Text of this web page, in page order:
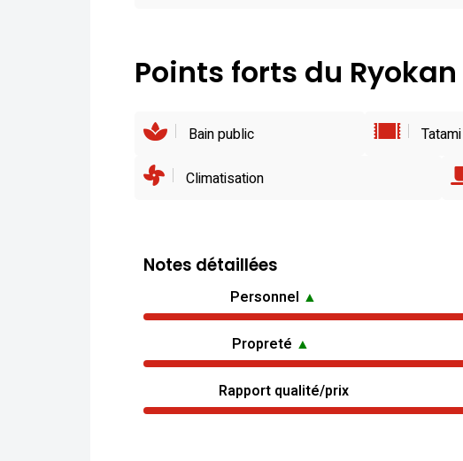
Points forts du Ryokan
Bain public Tatami
Climatisation
Notes détaillées
Personnel ▲
Propreté ▲
Rapport qualité/prix